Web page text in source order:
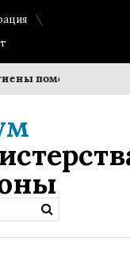
помогает